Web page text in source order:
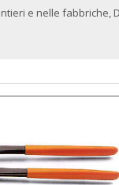
e nelle fabbriche,